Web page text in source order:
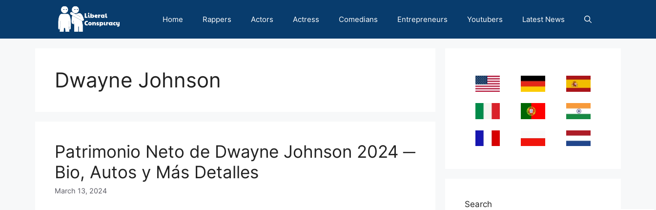
Home Rappers Actors Actress Comedians Entrepreneurs Youtubers Latest News
Dwayne Johnson
Patrimonio Neto de Dwayne Johnson 2024 ─
Bio, Autos y Más Detalles
March 13, 2024
Search